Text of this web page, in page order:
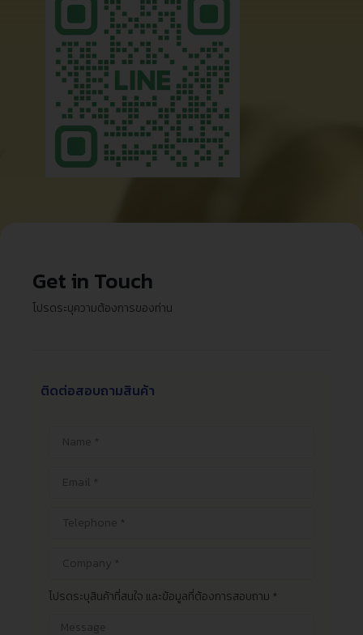
Get in Touch
โปรดระบุความต้องการของท่าน
ติดต่อสอบถามสินค้า
โปรดระบุสินค้าที่สนใจ และข้อมูลที่ต้องการสอบถาม *